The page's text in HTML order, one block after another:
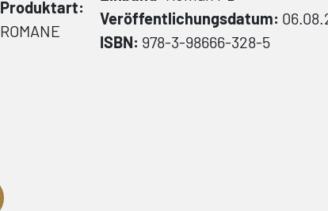
Produktart:
ROMANE
Veröffentlichungsdatum:
ISBN: 978-3-98666-328-5